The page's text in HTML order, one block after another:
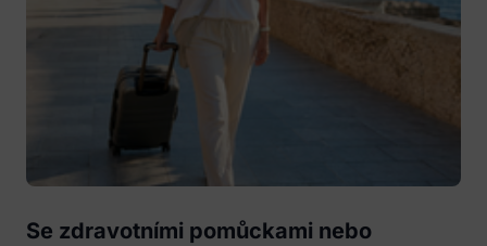
Se zdravotními pomůckami nebo